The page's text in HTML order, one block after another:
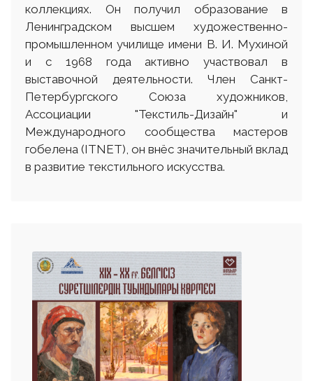
коллекциях. Он получил образование в
Ленинградском высшем художественно-
промышленном училище имени В. И. Мухиной
и с 1968 года активно участвовал в
выставочной деятельности. Член Санкт-
Петербургского Союза художников,
Ассоциации "Текстиль-Дизайн" и
Международного сообщества мастеров
гобелена (ITNET), он внёс значительный вклад
в развитие текстильного искусства.